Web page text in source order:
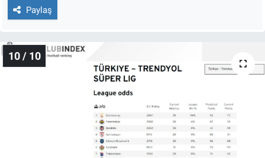
Paylaş
10 / 10